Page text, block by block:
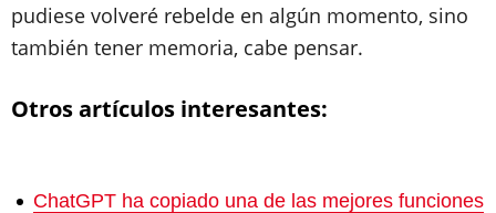
pudiese volveré rebelde en algún momento, sino
también tener memoria, cabe pensar.
Otros artículos interesantes:
ChatGPT ha copiado una de las mejores funciones